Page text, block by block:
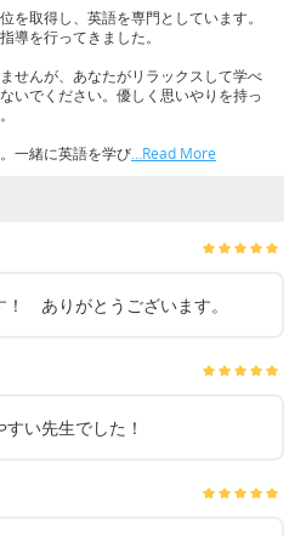
を取得し、英語を専門としています。
導を行ってきました。
せんが、あなたがリラックスして学べ
いでください。優しく思いやりを持っ
一緒に英語を学び…Read More
！ ありがとうございます。
い先生でした！